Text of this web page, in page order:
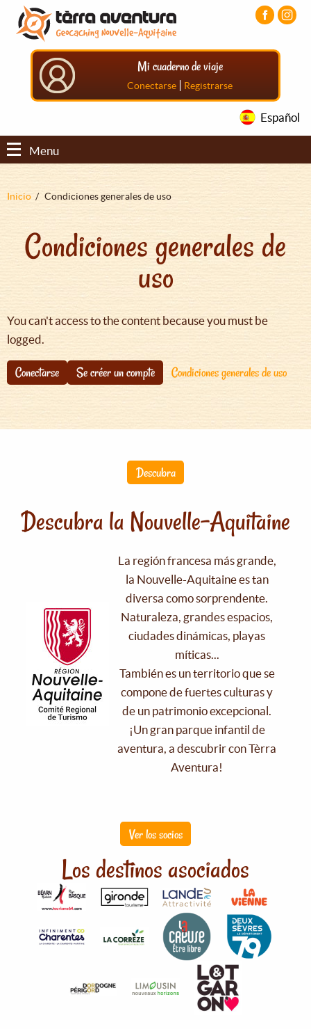
Pasar
contenido
principal
Pasar
menú
principal
Pasar
principal
Mi cuaderno de viaje
Conectarse | Registrarse
Español
Menu
Sobrescribir
ayuda
navegación
Inicio Condiciones generales de uso
Condiciones generales de
uso
You can't access to the content because you must be
logged.
Conectarse Se créer un compte Condiciones generales de uso
Descubra
Descubra la Nouvelle-Aquitaine
La región francesa más grande,
la Nouvelle-Aquitaine es tan
diversa como sorprendente.
Naturaleza, grandes espacios,
ciudades dinámicas, playas
míticas...
También es un territorio que se
compone de fuertes culturas y
de un patrimonio excepcional.
¡Un gran parque infantil de
aventura, a descubrir con Tèrra
Aventura!
Ver los socios
Los destinos asociados